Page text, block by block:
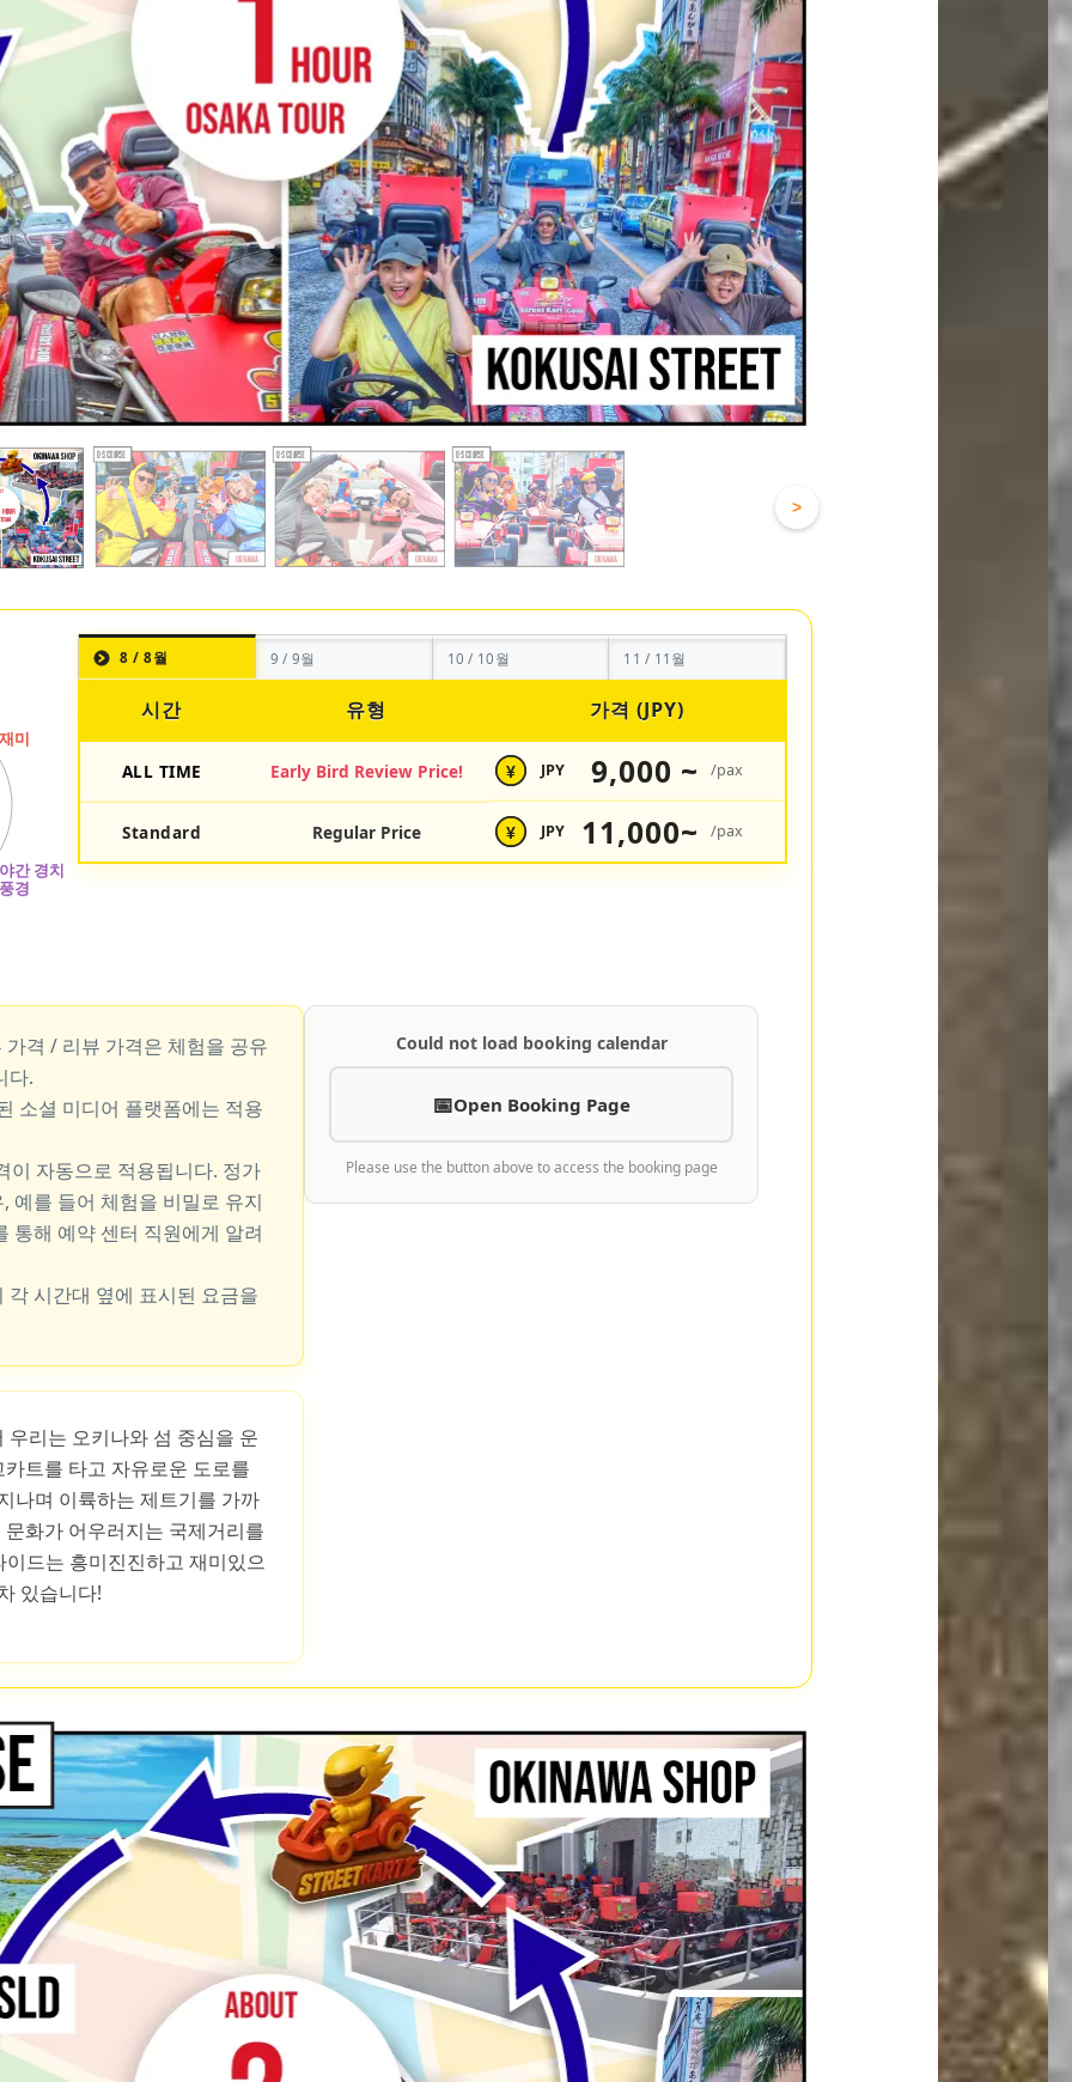
>
8 / 8월 9 / 9월 10 / 10월 11 / 11월
시간 유형 가격 (JPY)
ALL TIME Early Bird Review Price! ¥ JPY 9,000 ~ /pax
Standard Regular Price ¥ JPY 11,000~ /pax
격 / 리뷰 가격은 체험을 공유
다.
소셜 미디어 플랫폼에는 적용
자동으로 적용됩니다. 정가
예를 들어 체험을 비밀로 유지
통해 예약 센터 직원에게 알려
시간대 옆에 표시된 요금을
우리는 오키나와 섬 중심을 운
트를 타고 자유로운 도로를
나며 이륙하는 제트기를 가까
화가 어우러지는 국제거리를
드는 흥미진진하고 재미있으
있습니다!
Could not load booking calendar
Open Booking Page
Please use the button above to access the booking page